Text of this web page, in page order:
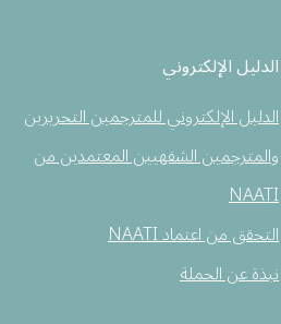
الدليل الإلكتروني
الدليل الإلكتروني للمترجمين التحريرين
والمترجمين الشفهيين المعتمدين من
NAATI
التحقق من اعتماد NAATI
نبذة عن الحملة